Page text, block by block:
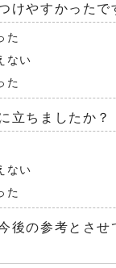
けやすかったで
た
ない
た
立ちましたか？
ない
た
後の参考とさせ